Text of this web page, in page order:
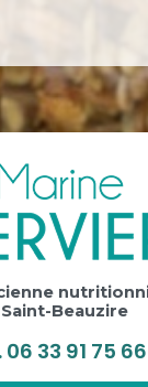
Saint-Beauzire
06 33 91 75 66